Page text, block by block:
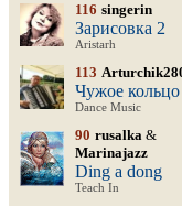
116 singerin
Зарисовка 2
Aristarh
113
Чужое кольцо
Dance Music
90 rusalka &
Marinajazz
Ding a dong
Teach In